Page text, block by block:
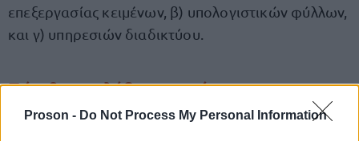
Proson - Do Not Process My Personal Information
επεξεργασίας κειμένων, β) υπολογιστικών φύλλων,
και γ) υπηρεσιών διαδικτύου.
Πώς θα προλάβετε να πάρετε την
Πιστοποίηση Αγγλικών - Μόνο ένας